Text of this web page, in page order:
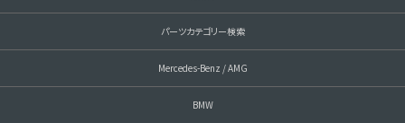
パーツカテゴリー検索
Mercedes-Benz / AMG
BMW